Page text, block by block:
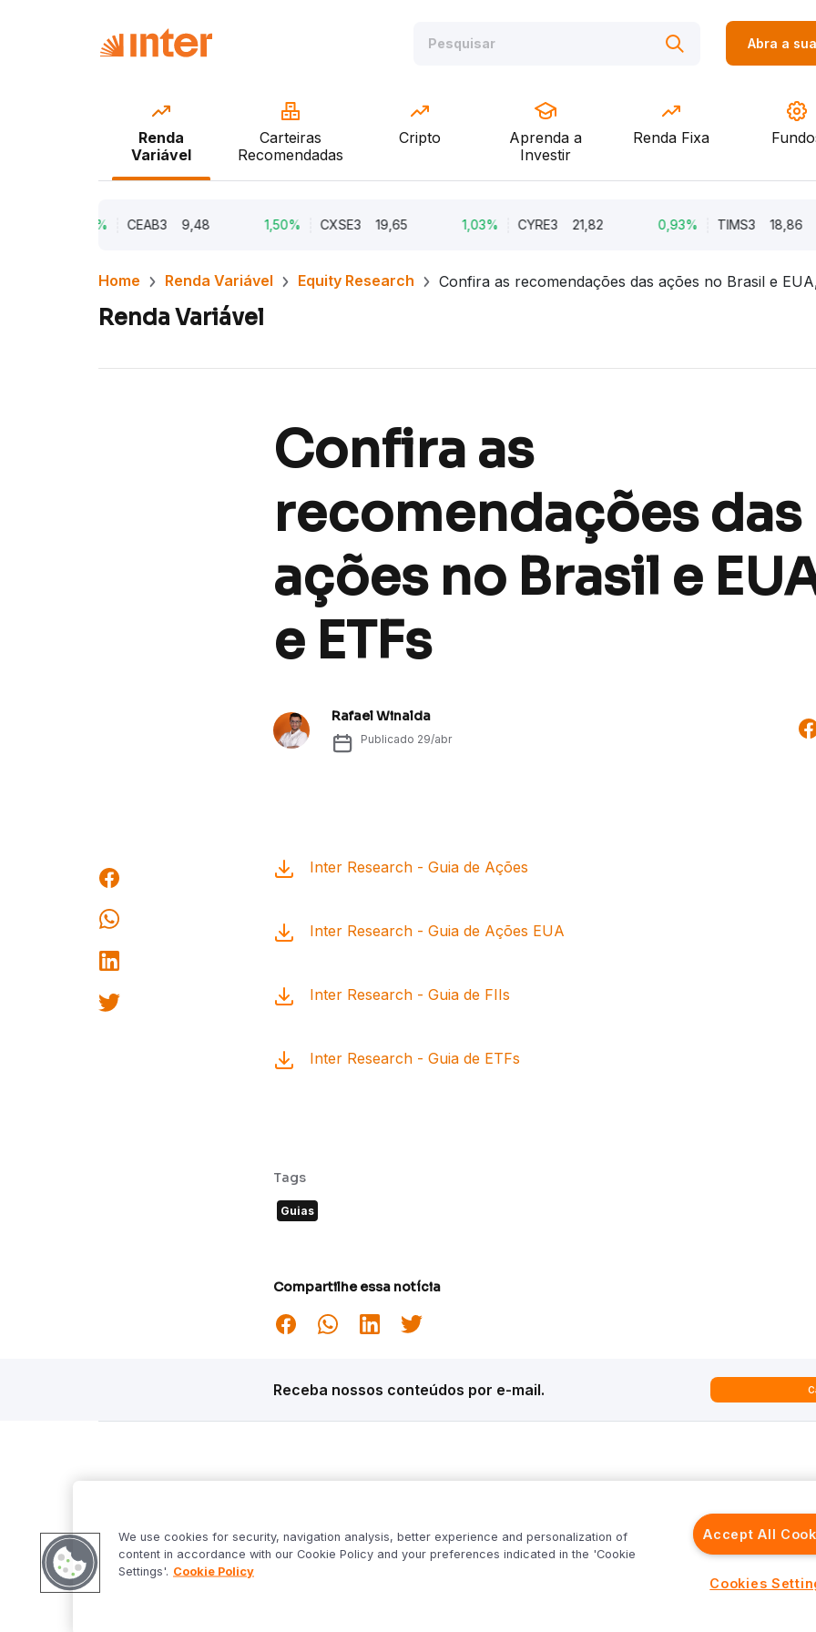
Abra a
Renda
Variável
Carteiras
Recomendadas
Cripto
Aprenda a
Investir
Renda Fixa
CEAB3 9,48 1,50% CXSE3 19,65 1,03% CYRE3 21,82 0,93% TIMS3 18,86
Home Renda Variável Equity Research Confira as recomendações das ações no Brasil e
Renda Variável
Confira as
recomendações das
ações no Brasil e
e ETFs
Rafael Winalda
Publicado 29/abr
Inter Research - Guia de Ações
Inter Research - Guia de Ações EUA
Inter Research - Guia de FIIs
Inter Research - Guia de ETFs
Tags
Guias
Compartilhe essa notícia
Receba nossos conteúdos por e-mail.
Inter Forecast
Criptoworld
Renda Variável
Renda Fixa
Inter Strategy
Inter News RV
Inter News RF
Top Funds
We use cookies for security, navigation analysis, better experience and personalization of
content in accordance with our Cookie Policy and your preferences indicated in the 'Cookie
Settings'. Cookie Policy
Accept All
Cookies